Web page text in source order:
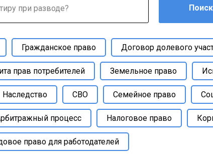
Поиск
Гражданское право Договор долевого
прав потребителей Земельное право
Наследство СВО Семейное право
процесс Налоговое право
право для работодателей